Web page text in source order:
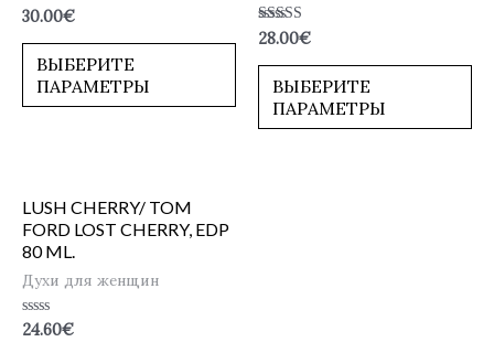
Оценка
из
30.00€
ВЫБЕРИТЕ
ПАРАМЕТРЫ
Оценка
из 5
28.00€
ВЫБЕРИТЕ
ПАРАМЕТРЫ
LUSH CHERRY/ TOM
FORD LOST CHERRY, EDP
80 ML.
Духи для женщин
Оценка
24.60€